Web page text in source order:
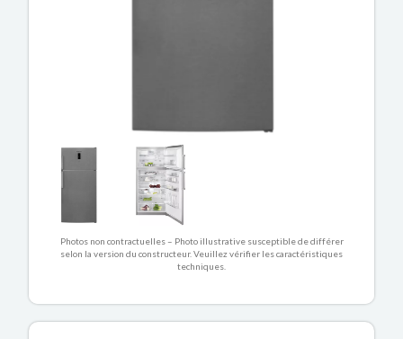
Photos non contractuelles – Photo illustrative susceptible de différer
selon la version du constructeur. Veuillez vérifier les caractéristiques
techniques.